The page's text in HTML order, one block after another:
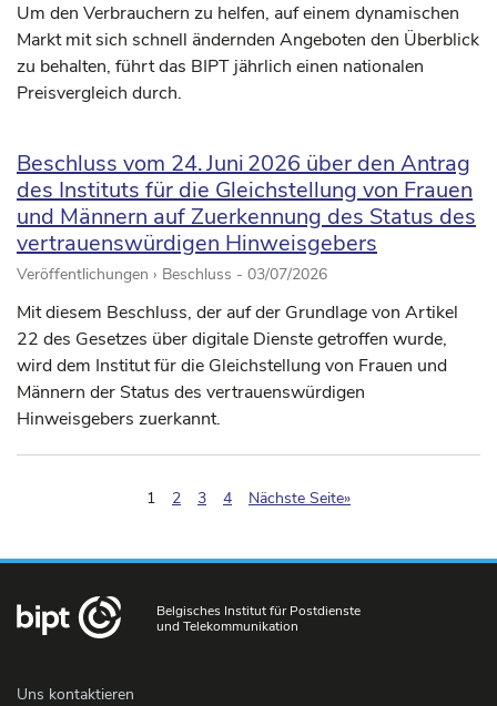
Um den Verbrauchern zu helfen, auf einem dynamischen
Markt mit sich schnell ändernden Angeboten den Überblick
zu behalten, führt das BIPT jährlich einen nationalen
Preisvergleich durch.
Beschluss vom 24. Juni 2026 über den Antrag
des Instituts für die Gleichstellung von Frauen
und Männern auf Zuerkennung des Status des
vertrauenswürdigen Hinweisgebers
Veröffentlichungen › Beschluss - 03/07/2026
Mit diesem Beschluss, der auf der Grundlage von Artikel
22 des Gesetzes über digitale Dienste getroffen wurde,
wird dem Institut für die Gleichstellung von Frauen und
Männern der Status des vertrauenswürdigen
Hinweisgebers zuerkannt.
1(pagination.current)
2 3 4 Nächste Seite»
Belgisches Institut für Postdienste
und Telekommunikation
Uns kontaktieren